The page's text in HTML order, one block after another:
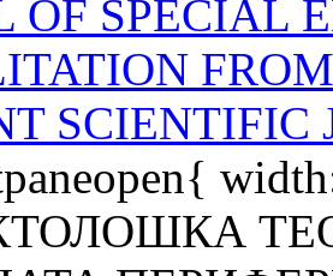
OF SPECIAL
SCIENTIFIC